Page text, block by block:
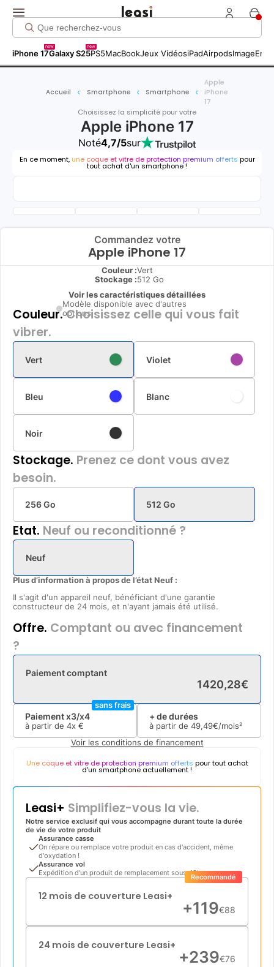
iPhone 17
new
Galaxy S25
new
PS5MacBookJeux VidéosiPadAirpodsImage
Accueil Smartphone Smartphone
Apple
iPhone
17
Choisissez la simplicité pour votre
Apple iPhone 17
Noté4,7/5sur
En ce moment, une coque et vitre de protection premium offerts pour
tout achat d'un smartphone !
Commandez votre
Apple iPhone 17
Couleur :Vert
Stockage :512 Go
Voir les caractéristiques détaillées
Modèle disponible avec d'autres
options
Couleur.Choisissez celle qui vous fait
vibrer.
Vert Violet
Bleu Blanc
Noir
Stockage. Prenez ce dont vous avez
besoin.
256 Go 512 Go
Etat. Neuf ou reconditionné ?
Neuf
Plus d’information à propos de l’état Neuf :
Il s'agit d'un appareil neuf, bénéficiant d'une garantie
constructeur de 24 mois, et n'ayant jamais été utilisé.
Offre. Comptant ou avec financement
?
Paiement comptant
1420,28€
Paiement x3/x4
à partir de 4x €
sans frais
+ de durées
à partir de 49,49€/mois²
Voir les conditions de financement
Une coque et vitre de protection premium offerts pour tout achat
d'un smartphone actuellement !
Leasi+ Simplifiez-vous la vie.
Notre service exclusif qui vous accompagne durant toute la durée
de vie de votre produit
Assurance casse
On répare ou remplace votre produit en cas d'accident, même
d'oxydation !
Assurance vol
Expédition d'un produit de remplacement sous 48h
12 mois de couverture Leasi+
+119€88
Recommandé
24 mois de couverture Leasi+
+239€76